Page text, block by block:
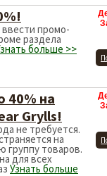
промо-
раздела
больше >>
40% на
Grylls!
не требуется.
на
группу товаров.
для всех
Узнать больше